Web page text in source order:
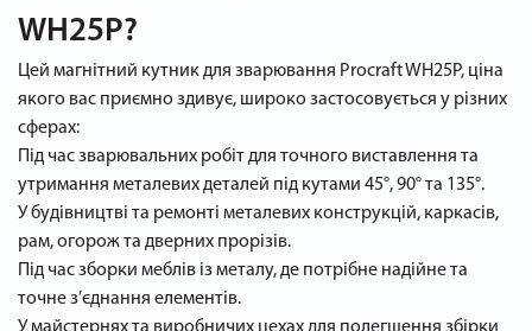
WH25P?
Цей магнітний кутник для зварювання Procraft WH25P, ціна
якого вас приємно здивує, широко застосовується у різних
сферах:
Під час зварювальних робіт для точного виставлення та
утримання металевих деталей під кутами 45°, 90° та 135°.
У будівництві та ремонті металевих конструкцій, каркасів,
рам, огорож та дверних прорізів.
Під час зборки меблів із металу, де потрібне надійне та
точне з’єднання елементів.
У майстернях та виробничих цехах для полегшення збірки